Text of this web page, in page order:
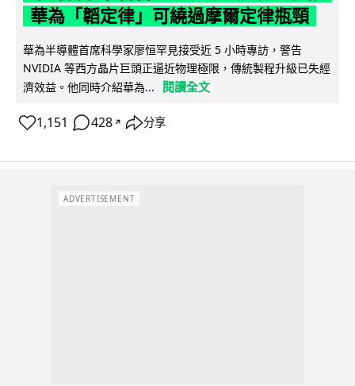
華為「韜定律」可繞過摩爾定律瓶頸
華為半導體首席科學家廖恒罕見接受近 5 小時專訪，警告
NVIDIA 等西方晶片巨頭正逼近物理極限，傳統製程升級已失經
濟效益。他同時介紹華為...
閱讀全文
1,151 428 ↗ 分享
ADVERTISEMENT